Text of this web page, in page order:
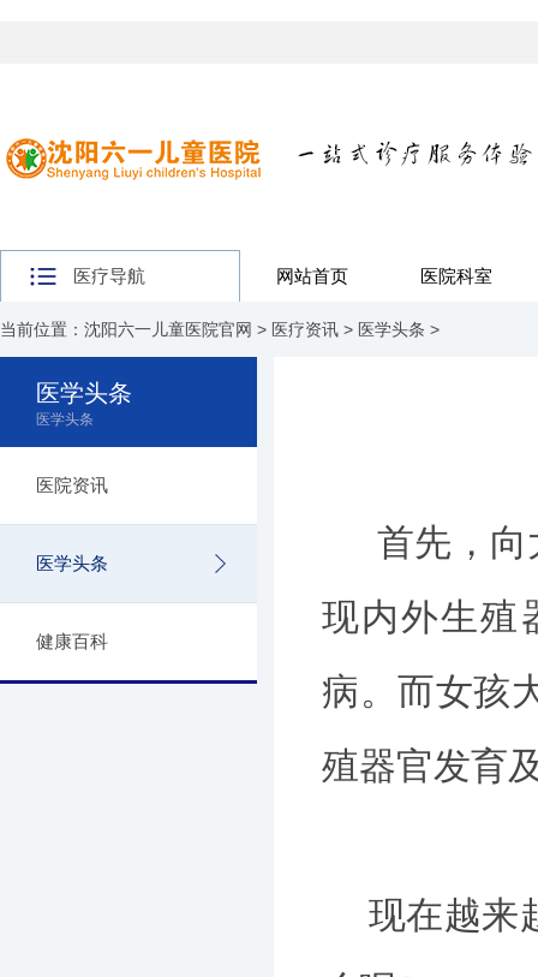
医疗导航 网站首页 医院科室
当前位置： 沈阳六一儿童医院官网 > 医疗资讯 > 医学头条 >
医学头条
医学头条
医院资讯
医学头条
健康百科
首先，向
现内外生殖
病。而女孩
殖器官发育
现在越来